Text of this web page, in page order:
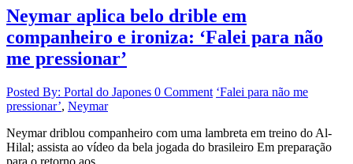
Neymar aplica belo drible em
companheiro e ironiza: ‘Falei para não
me pressionar’
Posted By: Portal do Japones 0 Comment ‘Falei para não me
pressionar’, Neymar
Neymar driblou companheiro com uma lambreta em treino do Al-
Hilal; assista ao vídeo da bela jogada do brasileiro Em preparação
para o retorno aos